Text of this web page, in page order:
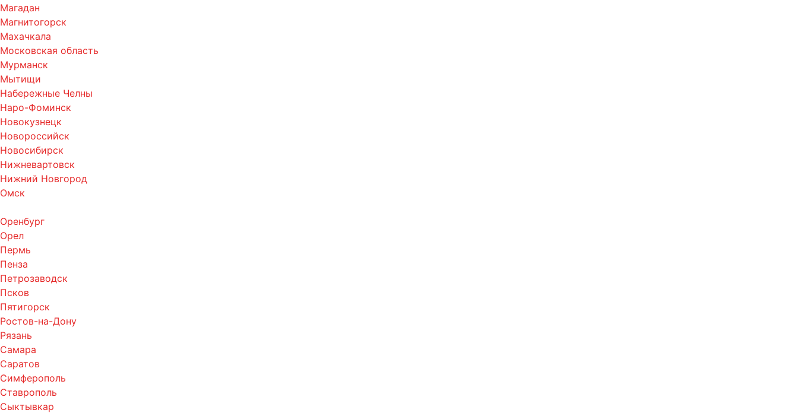
Магадан
Магнитогорск
Махачкала
Московская область
Мурманск
Мытищи
Набережные Челны
Наро-Фоминск
Новокузнецк
Новороссийск
Новосибирск
Нижневартовск
Нижний Новгород
Омск
Оренбург
Орел
Пермь
Пенза
Петрозаводск
Псков
Пятигорск
Ростов-на-Дону
Рязань
Самара
Саратов
Симферополь
Ставрополь
Сыктывкар